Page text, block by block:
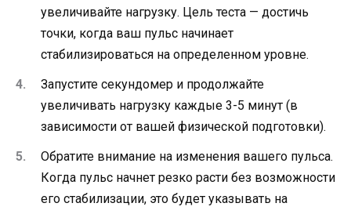
увеличивайте нагрузку. Цель теста — достичь
точки, когда ваш пульс начинает
стабилизироваться на определенном уровне.
Запустите секундомер и продолжайте
увеличивать нагрузку каждые 3-5 минут (в
зависимости от вашей физической подготовки).
Обратите внимание на изменения вашего пульса.
Когда пульс начнет резко расти без возможности
его стабилизации, это будет указывать на